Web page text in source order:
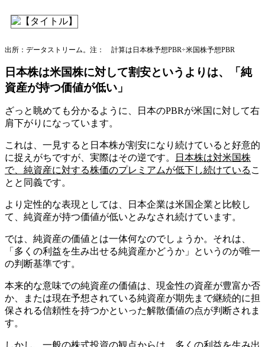
出所：データストリーム。注： 計算は日本株予想PBR÷米国株予想PBR
日本株は米国株に対して割安というよりは、「純
資産が持つ価値が低い」
ざっと眺めても分かるように、日本のPBRが米国に対して右
肩下がりになっています。
これは、一見すると日本株が割安になり続けていると好意的
に捉えがちですが、実際はその逆です。
日本株は対米国株
で、純資産に対する株価のプレミアムが低下し続けている こ
とと同義です。
より定性的な表現としては、日本企業は米国企業と比較し
て、純資産が持つ価値が低いとみなされ続けています。
では、純資産の価値とは一体何なのでしょうか。それは、
「多くの利益を生み出せる純資産かどうか」というのが唯一
の判断基準です。
本来的な意味での純資産の価値は、現金性の資産が豊富か否
か、または現在予想されている純資産が期先まで継続的に担
保される信頼性を持つかといった解散価値の点が判断されま
す。
しかし、一般の株式投資の観点からは、多くの利益を生み出